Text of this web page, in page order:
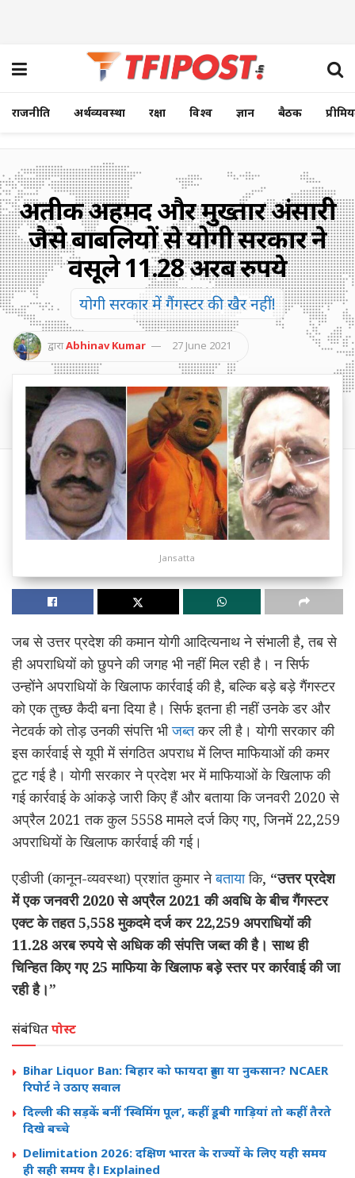
राजनीति अर्थव्यवस्था रक्षा विश्व ज्ञान बैठक
अतीक अहमद और मुख्तार अंसारी
जैसे बाहुबलियों से योगी सरकार ने
वसूले 11.28 अरब रुपये
योगी सरकार में गैंगस्टर की खैर नहीं!
द्वाराAbhinav Kumar 27 June 2021
Jansatta
जब से उत्तर प्रदेश की कमान योगी आदित्यनाथ ने संभाली है, तब से
ही अपराधियों को छुपने की जगह भी नहीं मिल रही है। न सिर्फ
उन्होंने अपराधियों के खिलाफ कार्रवाई की है, बल्कि बड़े बड़े गैंगस्टर
को एक तुच्छ कैदी बना दिया है। सिर्फ इतना ही नहीं उनके डर और
नेटवर्क को तोड़ उनकी संपत्ति भीजब्तकर ली है। योगी सरकार की
इस कार्रवाई से यूपी में संगठित अपराध में लिप्त माफियाओं की कमर
टूट गई है। योगी सरकार ने प्रदेश भर में माफियाओं के खिलाफ की
गई कार्रवाई के आंकड़े जारी किए हैं और बताया कि जनवरी 2020 से
अप्रैल 2021 तक कुल 5558 मामले दर्ज किए गए, जिनमें 22,259
अपराधियों के खिलाफ कार्रवाई की गई।
एडीजी (कानून-व्यवस्था) प्रशांत कुमार नेबतायाकि, “उत्तर प्रदेश
में एक जनवरी 2020 से अप्रैल 2021 की अवधि के बीच गैंगस्टर
एक्ट के तहत 5,558 मुकदमे दर्ज कर 22,259 अपराधियों की
11.28 अरब रुपये से अधिक की संपत्ति जब्त की है। साथ ही
चिन्हित किए गए 25 माफिया के खिलाफ बड़े स्तर पर कार्रवाई की जा
रही है।”
संबंधितपोस्ट
Bihar Liquor Ban: बिहार को फायदा हुआ या नुकसान? NCAER
रिपोर्ट ने उठाए सवाल
दिल्ली की सड़कें बनीं ‘स्विमिंग पूल’, कहीं डूबी गाड़ियां तो कहीं तैरते
दिखे बच्चे
Delimitation 2026: दक्षिण भारत के राज्यों के लिए यही समय
ही सही समय है। Explained